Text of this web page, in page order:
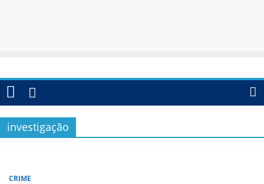
investigação
CRIME